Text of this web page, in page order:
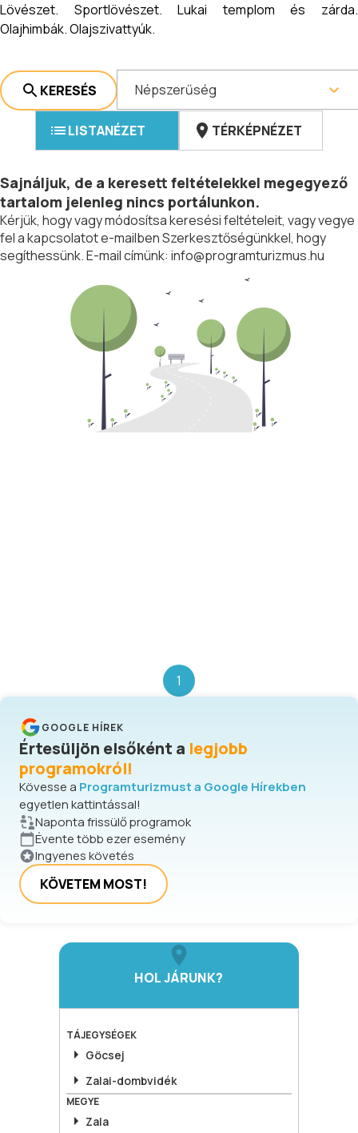
Lövészet. Sportlövészet. Lukai templom és zárda.
Olajhimbák. Olajszivattyúk.
KERESÉS Népszerűség
LISTANÉZET TÉRKÉPNÉZET
Sajnáljuk, de a keresett feltételekkel megegyező
tartalom jelenleg nincs portálunkon.
Kérjük, hogy vagy módosítsa keresési feltételeit, vagy vegye
fel a kapcsolatot e-mailben Szerkesztőségünkkel, hogy
segíthessünk. E-mail címünk: info@programturizmus.hu
1
GOOGLE HÍREK
Értesüljön elsőként a legjobb
programokról!
Kövesse a Programturizmust a Google Hírekben
egyetlen kattintással!
Naponta frissülő programok
Évente több ezer esemény
Ingyenes követés
KÖVETEM MOST!
HOL JÁRUNK?
TÁJEGYSÉGEK
Göcsej
Zalai-dombvidék
MEGYE
Zala